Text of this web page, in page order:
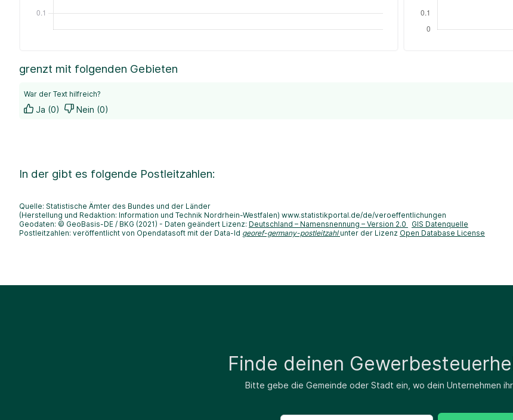
grenzt mit folgenden Gebieten
War der Text hilfreich?
Ja (0) Nein (0)
In der gibt es folgende Postleitzahlen:
Quelle: Statistische Ämter des Bundes und der Länder
(Herstellung und Redaktion: Information und Technik Nordrhein-Westfalen) www.statistikportal.de/de/veroeffentlichungen
Geodaten: © GeoBasis-DE / BKG (2021) - Daten geändert Lizenz: Deutschland – Namensnennung – Version 2.0
GIS Datenquelle
Postleitzahlen: veröffentlicht von Opendatasoft mit der Data-Id georef-germany-postleitzahl unter der Lizenz Open Database License
Finde deinen
Bitte gebe die Gemeinde oder Stadt ein, wo dein Unternehmen